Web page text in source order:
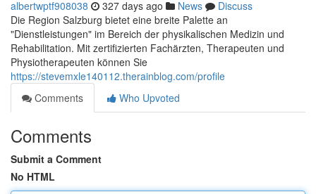
albertwptf908038 327 days ago News
Discuss
Die Region Salzburg bietet eine breite Palette an
"Dienstleistungen" im Bereich der physikalischen Medizin und
Rehabilitation. Mit zertifizierten Fachärzten, Therapeuten und
Physiotherapeuten können Sie
https://stevemxle140112.therainblog.com/profile
Comments
Who Upvoted
Comments
Submit a Comment
No HTML